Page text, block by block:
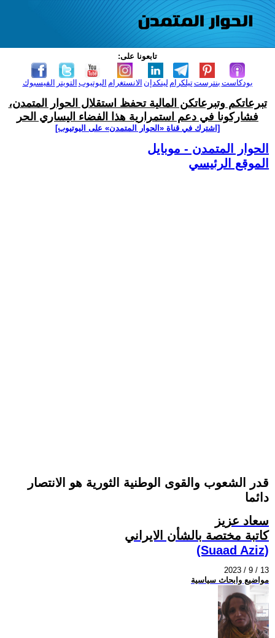
تابعونا على:
الفيسبوك التويتر اليوتيوب الانستغرام لينكدإن تيلكرامبنترست بودكاست
تبرعاتكم وتبرعاتكن المالية تحفظ استقلال الحوار المتمدن،
فشاركونا في دعم استمرارية هذا الفضاء اليساري الحر
[اشترك في قناة ‫«الحوار المتمدن» على اليوتيوب]
الحوار المتمدن - موبايل
الموقع الرئيسي
قدر الشعوب والقوى الوطنية الثورية هو الانتصار
دائما
سعاد عزيز
کاتبة مختصة بالشأن الايراني
(Suaad Aziz)
2023 / 9 / 13
مواضيع وابحاث سياسية